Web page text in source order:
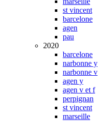
st vincent
barcelone
agen
pau
2020
barcelone
narbonne y
narbonne v
agen y
agen v et f
perpignan
st vincent
marseille